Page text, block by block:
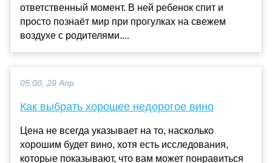
ответственный момент. В ней ребенок спит и
просто познаёт мир при прогулках на свежем
воздухе с родителями....
05:00, 29 Апр
Как выбрать хорошее недорогое вино
Цена не всегда указывает на то, насколько
хорошим будет вино, хотя есть исследования,
которые показывают, что вам может понравиться